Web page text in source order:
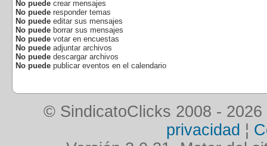
No puede crear mensajes
No puede responder temas
No puede editar sus mensajes
No puede borrar sus mensajes
No puede votar en encuestas
No puede adjuntar archivos
No puede descargar archivos
No puede publicar eventos en el calendario
© SindicatoClicks 2008 - 2026
privacidad ¦